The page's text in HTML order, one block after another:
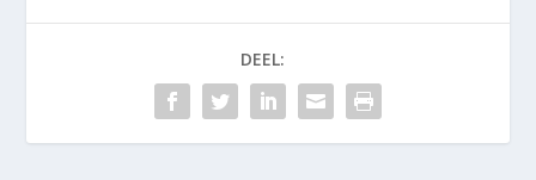
DEEL: